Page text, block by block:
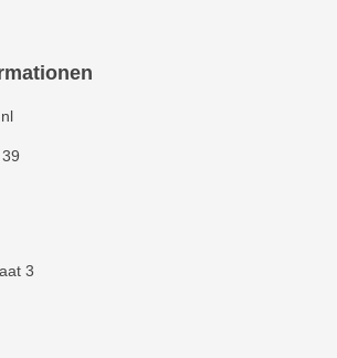
Liter: Durchmesser oben 326
Deckel sind aus 100%
3